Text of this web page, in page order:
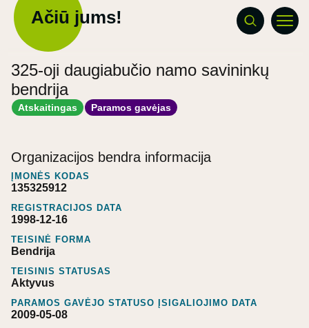
Ačiū jums!
325-oji daugiabučio namo savininkų
bendrija
Atskaitingas Paramos gavėjas
Organizacijos bendra informacija
ĮMONĖS KODAS
135325912
REGISTRACIJOS DATA
1998-12-16
TEISINĖ FORMA
Bendrija
TEISINIS STATUSAS
Aktyvus
PARAMOS GAVĖJO STATUSO ĮSIGALIOJIMO DATA
2009-05-08